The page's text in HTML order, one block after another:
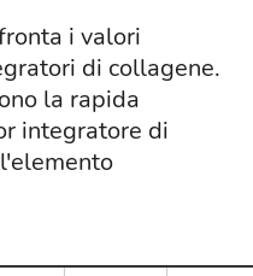
i valori
di collagene.
la rapida
integratore di